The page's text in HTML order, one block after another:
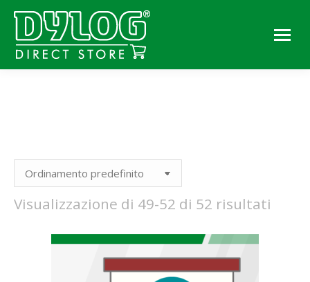
Visualizzazione di 49-52 di 52 risultati